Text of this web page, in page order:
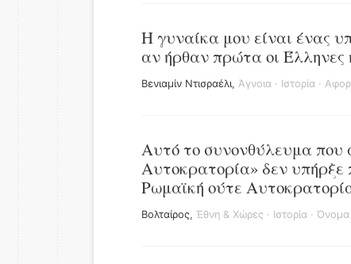
Η γυναίκα μου είναι ένας
αν ήρθαν πρώτα οι Έλληνες
Βενιαμίν Ντισραέλι, Άγνοια · Ιστορία ·
Αυτό το συνονθύλευμα που
Αυτοκρατορία» δεν υπήρξε
Ρωμαϊκή ούτε
Βολταίρος, Έθνη & Χώρες · Ιστορία · Όνομα